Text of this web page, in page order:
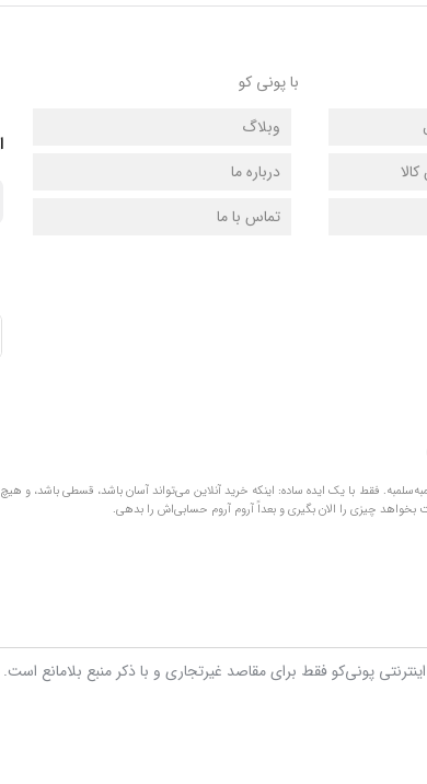
با پونی کو
وبلاگ
درباره ما
تماس با ما
نه با لفظ‌های قلمبه‌سلمبه. فقط با یک ایده ساده: اینکه خرید آنلاین می‌تواند آسان باشد، قسطی باشد، و
اینترنتی پونی‌کو فقط برای مقاصد غیرتجاری و با ذکر منبع بلامانع